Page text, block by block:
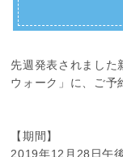
先週発表されました
ウォーク」に、ご予
【期間】
2019年12月28日午